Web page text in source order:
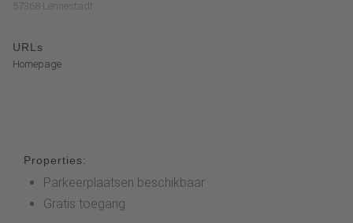
57368 Lennestadt
URLs
Homepage
Properties:
Parkeerplaatsen beschikbaar
Gratis toegang